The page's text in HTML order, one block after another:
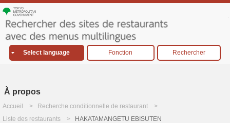
Select language Fonction Rechercher
À propos
Accueil
Recherche conditionnelle de restaurant
Liste des restaurants
HAKATAMANGETU EBISUTEN